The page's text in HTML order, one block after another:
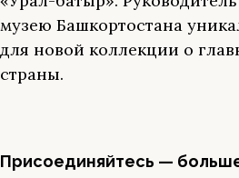
музею Башкортостана
для новой коллекции о
страны.
Присоединяйтесь —